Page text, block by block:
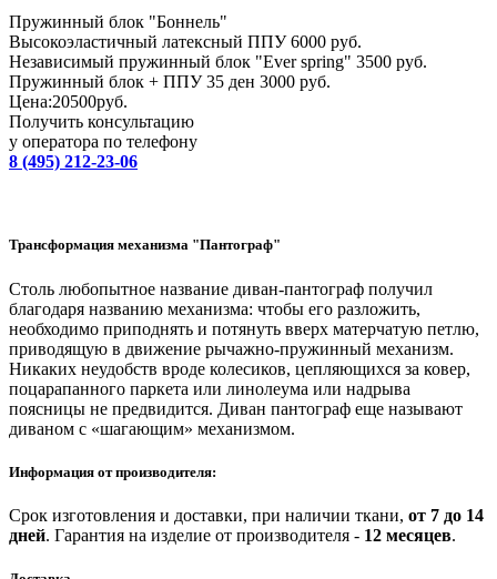
Пружинный блок "Боннель"
Высокоэластичный латексный ППУ 6000 руб.
Независимый пружинный блок "Ever spring" 3500 руб.
Пружинный блок + ППУ 35 ден 3000 руб.
Цена:20500руб.
Получить консультацию
у оператора по телефону
8 (495) 212-23-06
Трансформация механизма "Пантограф"
Столь любопытное название диван-пантограф получил
благодаря названию механизма: чтобы его разложить,
необходимо приподнять и потянуть вверх матерчатую петлю,
приводящую в движение рычажно-пружинный механизм.
Никаких неудобств вроде колесиков, цепляющихся за ковер,
поцарапанного паркета или линолеума или надрыва
поясницы не предвидится. Диван пантограф еще называют
диваном с «шагающим» механизмом.
Информация от производителя:
Срок изготовления и доставки, при наличии ткани, от 7 до 14
дней. Гарантия на изделие от производителя - 12 месяцев.